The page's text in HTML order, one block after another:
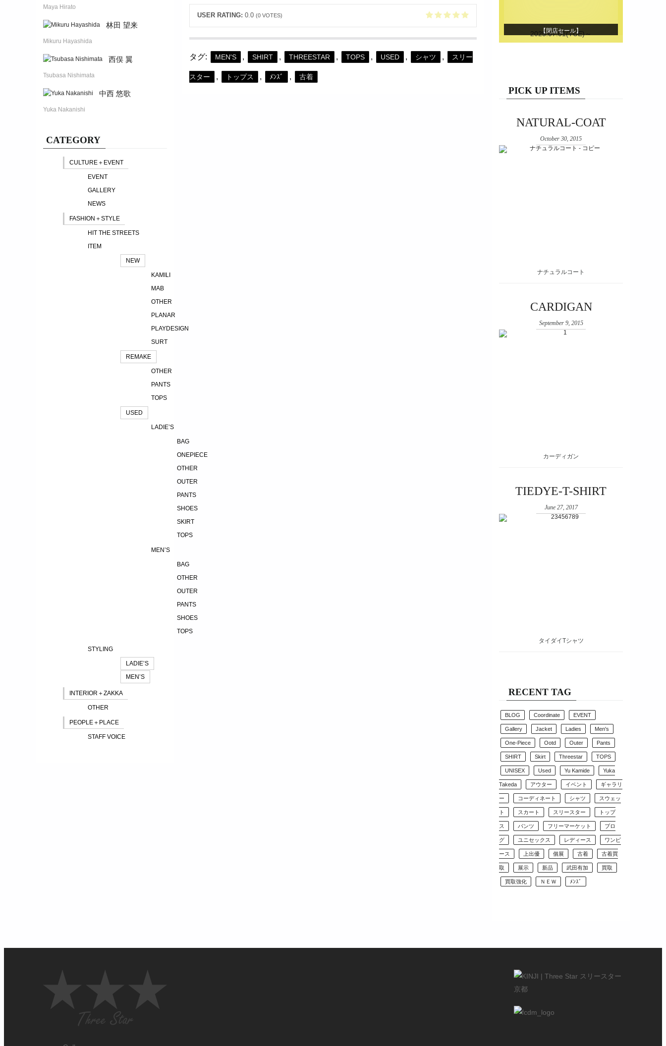
Maya Hirato
林田 望来
Mikuru Hayashida
西俣 翼
Tsubasa Nishimata
中西 悠歌
Yuka Nakanishi
CATEGORY
CULTURE＋EVENT
EVENT
GALLERY
NEWS
FASHION＋STYLE
HIT THE STREETS
ITEM
NEW
KAMILI
MAB
OTHER
PLANAR
PLAYDESIGN
SURT
REMAKE
OTHER
PANTS
TOPS
USED
LADIE’S
BAG
ONEPIECE
OTHER
OUTER
PANTS
SHOES
SKIRT
TOPS
MEN’S
BAG
OTHER
OUTER
PANTS
SHOES
TOPS
STYLING
LADIE’S
MEN’S
INTERIOR＋ZAKKA
OTHER
PEOPLE＋PLACE
STAFF VOICE
USER RATING: 0.0 (0 VOTES)
タグ: MEN'S , SHIRT , THREESTAR , TOPS , USED , シャツ , スリー
スター , トップス , ﾒﾝｽﾞ , 古着
【閉店セール】
2025.07.01(TUE)～
PICK UP ITEMS
NATURAL-COAT
October 30, 2015
ナチュラルコート
CARDIGAN
September 9, 2015
カーディガン
TIEDYE-T-SHIRT
June 27, 2017
タイダイTシャツ
RECENT TAG
BLOG Coordinate EVENT
Gallery Jacket Ladies Men's
One-Piece Ootd Outer Pants
SHIRT Skirt Threestar TOPS
UNISEX Used Yu Kamide Yuka
Takeda アウター イベント ギャラリ
ー コーディネート シャツ スウェッ
ト スカート スリースター トップ
ス パンツ フリーマーケット ブロ
グ ユニセックス レディース ワンピ
ース 上出優 個展 古着 古着買
取 展示 新品 武田有加 買取
買取強化 ＮＥＷ ﾒﾝｽﾞ